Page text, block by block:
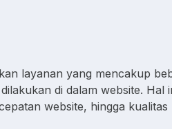
layanan yang mencakup
di dalam website. Hal
website, hingga kualitas